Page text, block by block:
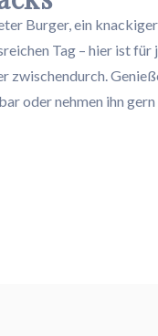
Burger, ein
Tag – hier ist
zwischendurch.
oder nehmen ihn